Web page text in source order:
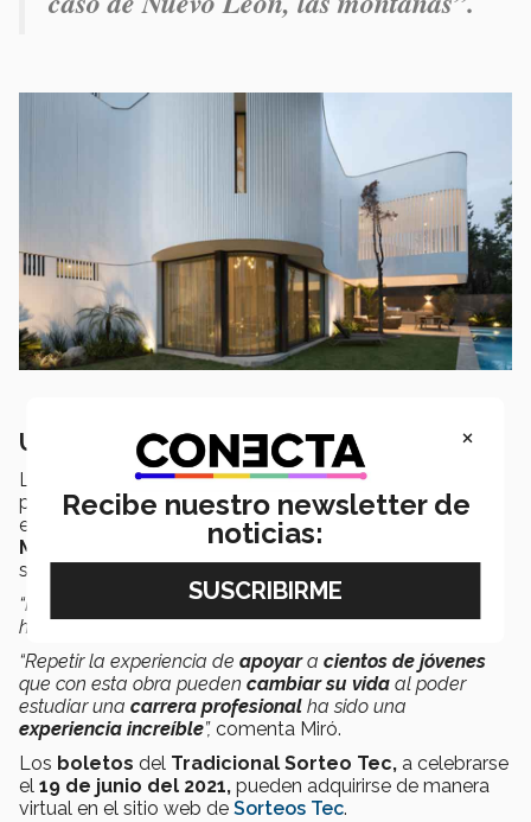
Una residencia con propósito
Las ventas de boletosdeSorteos Tec
para
becasdel 100% para una carrera profesional
en el
como parte del programa
Mañana,
que apoya a jóvenes talentosos sin importar
su condición socioeconómica.
“Me parece un
programamuybonito
haya alguien que no lo quiera apoyar.
“Repetir la experiencia de apoyara cientos de jóvenes
que con esta obra pueden cambiar su vida al poder
estudiar una carrera profesional ha sido una
experiencia increíble”, comenta Miró.
Los boletos del Tradicional Sorteo Tec, a celebrarse
el 19 de junio del 2021, pueden adquirirse de manera
virtual en el sitio web de Sorteos Tec.
×
Recibe nuestro newsletter de
noticias: